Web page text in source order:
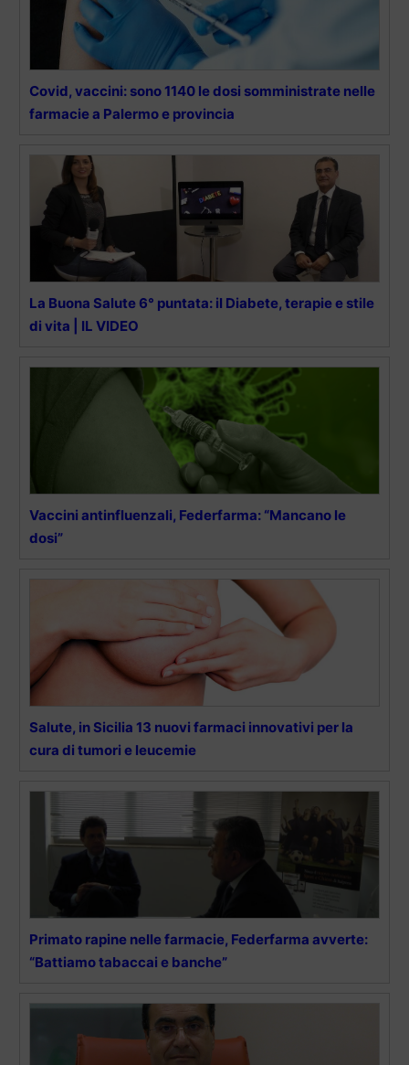
Covid, vaccini: sono 1140 le dosi somministrate nelle
farmacie a Palermo e provincia
La Buona Salute 6° puntata: il Diabete, terapie e stile
di vita | IL VIDEO
Vaccini antinfluenzali, Federfarma: “Mancano le
dosi”
Salute, in Sicilia 13 nuovi farmaci innovativi per la
cura di tumori e leucemie
Primato rapine nelle farmacie, Federfarma avverte:
“Battiamo tabaccai e banche”